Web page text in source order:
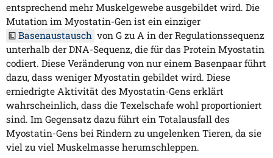
entsprechend mehr Muskelgewebe ausgebildet wird. Die
Mutation im Myostatin-Gen ist ein einziger
Basenaustausch von G zu A in der Regulationssequenz
unterhalb der DNA-Sequenz, die für das Protein Myostatin
codiert. Diese Veränderung von nur einem Basenpaar führt
dazu, dass weniger Myostatin gebildet wird. Diese
erniedrigte Aktivität des Myostatin-Gens erklärt
wahrscheinlich, dass die Texelschafe wohl proportioniert
sind. Im Gegensatz dazu führt ein Totalausfall des
Myostatin-Gens bei Rindern zu ungelenken Tieren, da sie
viel zu viel Muskelmasse herumschleppen.